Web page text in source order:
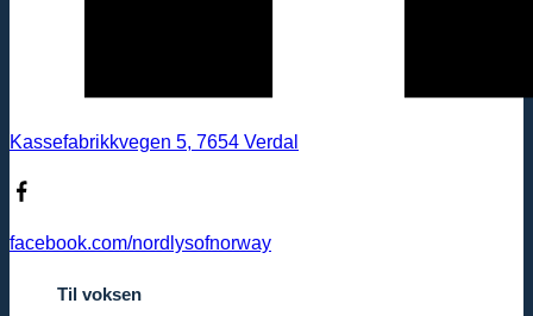
Kassefabrikkvegen 5, 7654 Verdal
facebook.com/nordlysofnorway
Til voksen